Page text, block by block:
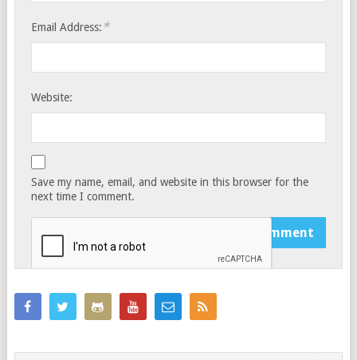
Email Address: *
Website:
Save my name, email, and website in this browser for the
next time I comment.